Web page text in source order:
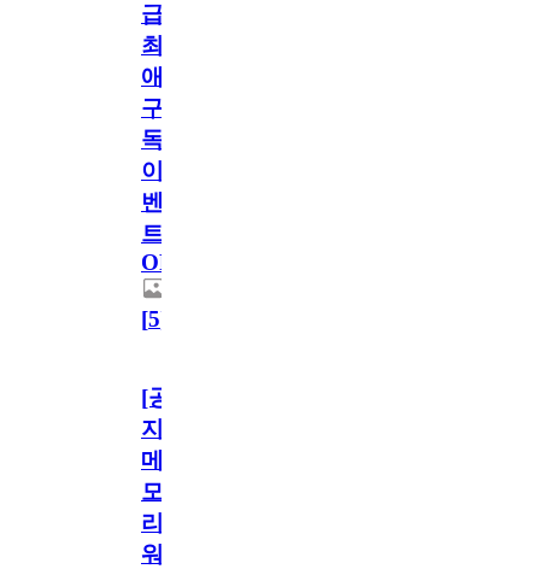
급!
최
애
구
독
이
벤
트
OPEN!
[5]
[공
지]
메
모
리
워